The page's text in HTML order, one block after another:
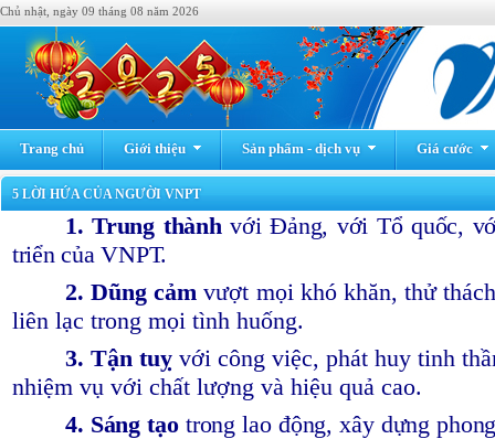
Chủ nhật, ngày 09 tháng 08 năm 2026
Trang chủ Giới thiệu Sản phẩm - dịch vụ Giá cước
5 LỜI HỨA CỦA NGƯỜI VNPT
1. Trung thànhvới Đảng, với Tổ quốc,
triển của VNPT.
2. Dũng cảmvượt mọi khó khăn, thử
liên lạc trong mọi tình huống.
3. Tận tuỵ với công việc, phát huy tinh
nhiệm vụ với chất lượng và hiệu quả cao.
4. Sáng tạotrong lao động, xây dựng